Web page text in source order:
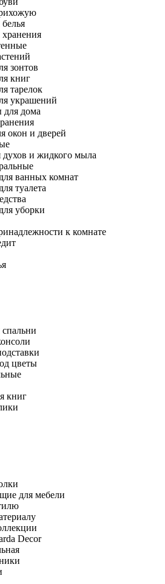
зонтов
книг
тарелок
украшений
для дома
окон и дверей
и жидкого мыла
ванных комнат
туалета
уборки
к комнате
цветы
книг
для мебели
Decor